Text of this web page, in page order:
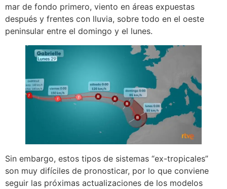
mar de fondo primero, viento en áreas expuestas
después y frentes con lluvia, sobre todo en el oeste
peninsular entre el domingo y el lunes.
Sin embargo, estos tipos de sistemas “ex-tropicales”
son muy difíciles de pronosticar, por lo que conviene
seguir las próximas actualizaciones de los modelos